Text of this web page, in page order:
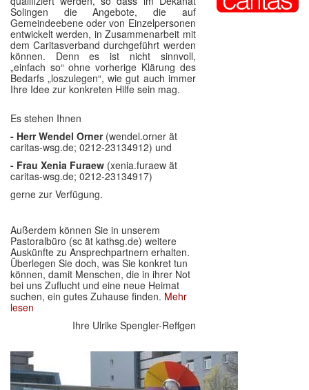
Solingen die Angebote, die auf
Gemeindeebene oder von Einzelpersonen
entwickelt werden, in Zusammenarbeit mit
dem Caritasverband durchgeführt werden
können. Denn es ist nicht sinnvoll,
„einfach so“ ohne vorherige Klärung des
Bedarfs „loszulegen“, wie gut auch immer
Ihre Idee zur konkreten Hilfe sein mag.
Es stehen Ihnen
- Herr Wendel Orner(wendel.orner ät
caritas-wsg.de; 0212-23134912) und
- Frau Xenia Furaew (xenia.furaew ät
caritas-wsg.de; 0212-23134917)
gerne zur Verfügung.
Außerdem können Sie in unserem
Pastoralbüro (sc ät kathsg.de) weitere
Auskünfte zu Ansprechpartnern erhalten.
Überlegen Sie doch, was Sie konkret tun
können, damit Menschen, die in ihrer Not
bei uns Zuflucht und eine neue Heimat
suchen, ein gutes Zuhause finden. Mehr
lesen
Ihre Ulrike Spengler-Reffgen